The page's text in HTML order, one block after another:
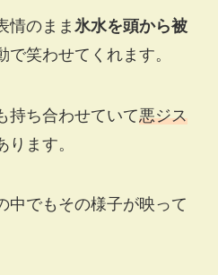
情のまま 氷水を頭から被
笑わせてくれます。
持ち合わせていて悪ジス
ます。
中でもその様子が映って